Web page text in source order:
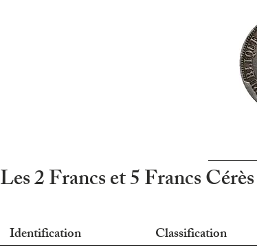
Les 2 Francs et 5 Francs
Identification Classification